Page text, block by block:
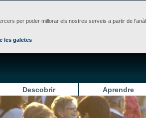
per poder millorar els nostres serveis a partir de
les galetes
Descobrir Aprendre